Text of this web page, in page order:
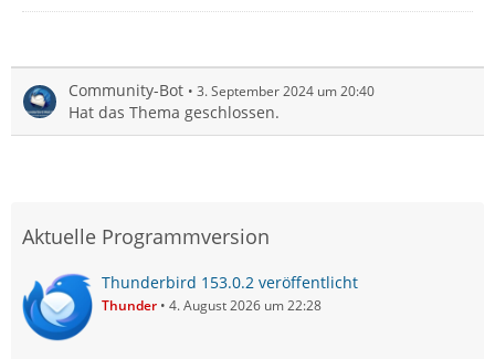
Community-Bot 3. September 2024 um 20:40
Hat das Thema geschlossen.
Aktuelle Programmversion
Thunderbird 153.0.2 veröffentlicht
Thunder 4. August 2026 um 22:28